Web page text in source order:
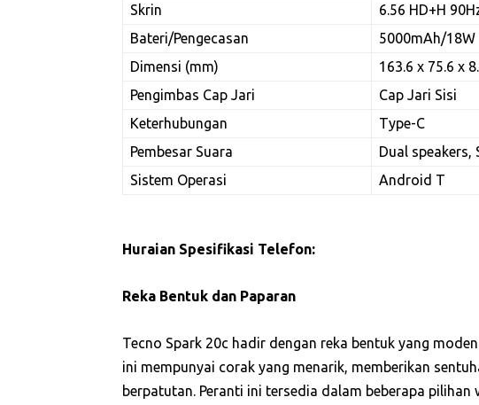
Skrin
6.56 HD+H
Bateri/Pengecasan
5000mAh/18W
Dimensi (mm)
163.6 x 75.6 x
Pengimbas Cap Jari
Cap Jari Sisi
Keterhubungan
Type-C
Pembesar Suara
Dual speakers,
Sistem Operasi
Android T
Huraian Spesifikasi Telefon:
Reka Bentuk dan Paparan
Tecno Spark 20c hadir dengan reka bentuk yang
ini mempunyai corak yang menarik, memberikan
berpatutan. Peranti ini tersedia dalam beberapa